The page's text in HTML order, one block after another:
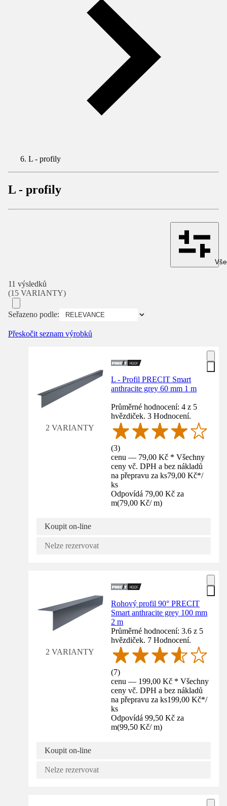
L - profily
L - profily
11 výsledků
(15 VARIANTY)
Seřazeno podle:
Přeskočit seznam výrobků
2 VARIANTY
L - Profil PRECIT Smart
anthracite grey 60 mm 1 m
Průměrné hodnocení: 4 z 5
hvězdiček. 3 Hodnocení.
(3)
cenu — 79,00 Kč * Všechny
ceny vč. DPH a bez nákladů
na přepravu za ks79,00 Kč*/
ks
Odpovídá 79,00 Kč za
m(79,00 Kč/ m)
Koupit on-line
Nelze rezervovat
2 VARIANTY
Rohový profil 90° PRECIT
Smart anthracite grey 100 mm
2 m
Průměrné hodnocení: 3.6 z 5
hvězdiček. 7 Hodnocení.
(7)
cenu — 199,00 Kč * Všechny
ceny vč. DPH a bez nákladů
na přepravu za ks199,00 Kč*/
ks
Odpovídá 99,50 Kč za
m(99,50 Kč/ m)
Koupit on-line
Nelze rezervovat